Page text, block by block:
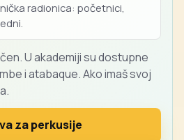
radionica: početnici,
U akademiji su dostupne
i atabaque. Ako imaš svoj
za perkusije